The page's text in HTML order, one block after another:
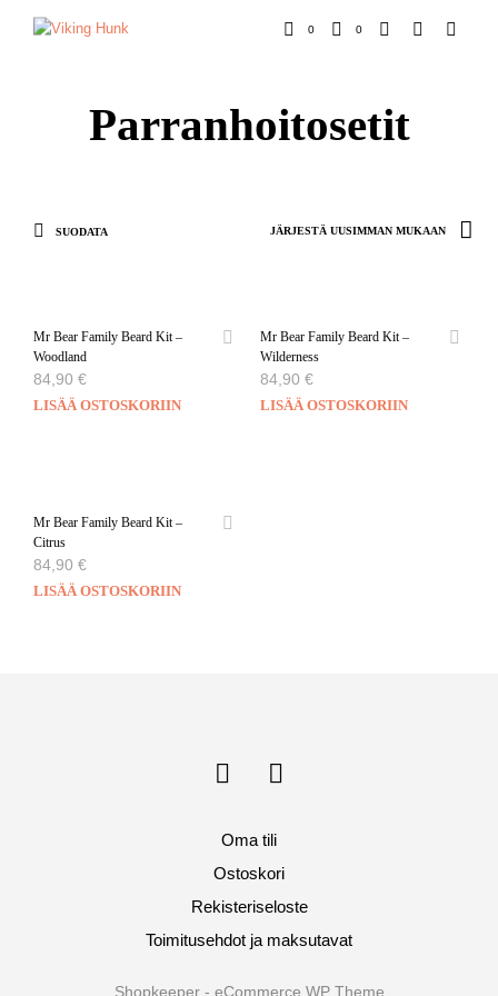
0 0
Parranhoitosetit
SUODATA
Mr Bear Family Beard Kit –
Woodland
84,90 €
LISÄÄ OSTOSKORIIN
Mr Bear Family Beard Kit –
Wilderness
84,90 €
LISÄÄ OSTOSKORIIN
Mr Bear Family Beard Kit –
Citrus
84,90 €
LISÄÄ OSTOSKORIIN
Oma tili
Ostoskori
Rekisteriseloste
Toimitusehdot ja maksutavat
Shopkeeper - eCommerce WP Theme